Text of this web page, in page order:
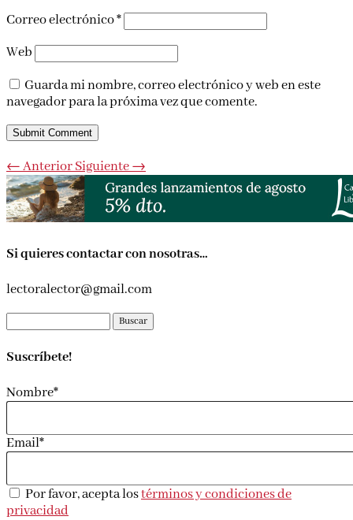
Correo electrónico*
Web
Guarda mi nombre, correo electrónico y web en este
navegador para la próxima vez que comente.
Submit Comment
←AnteriorSiguiente→
Si quieres contactar con nosotras…
lectoralector@gmail.com
Suscríbete!
Nombre*
Email*
Por favor, acepta lostérminos y condiciones de
privacidad